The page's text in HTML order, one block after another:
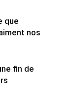
que
nos
fin de